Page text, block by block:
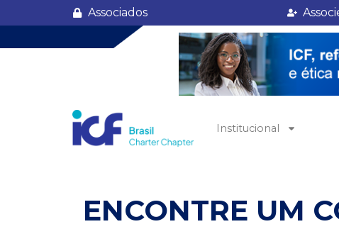
Associados
Institucional
ENCONTRE UM